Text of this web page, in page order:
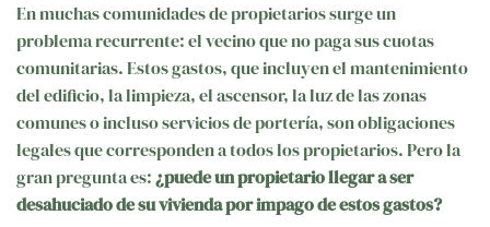
En muchas comunidades de propietarios surge un
problema recurrente: el vecino que no paga sus cuotas
comunitarias. Estos gastos, que incluyen el mantenimiento
del edificio, la limpieza, el ascensor, la luz de las zonas
comunes o incluso servicios de portería, son obligaciones
legales que corresponden a todos los propietarios. Pero la
gran pregunta es:¿puede un propietario llegar a ser
desahuciado de su vivienda por impago de estos gastos?